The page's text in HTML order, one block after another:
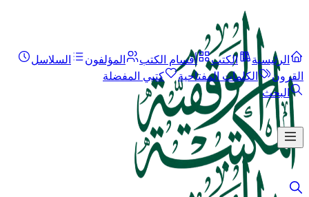
الرئيسية الكتب أقسام الكتب المؤلفون
السلاسل
القرون
الكلمات المفتاحية
كتبي المفضلة
البحث